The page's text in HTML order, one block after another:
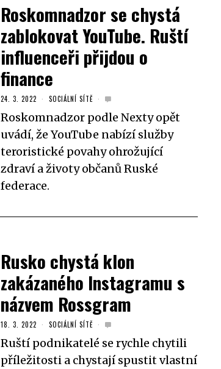
Roskomnadzor se chystá
zablokovat YouTube. Ruští
influenceři přijdou o
finance
24. 3. 2022 SOCIÁLNÍ SÍTĚ
Roskomnadzor podle Nexty opět
uvádí, že YouTube nabízí služby
teroristické povahy ohrožující
zdraví a životy občanů Ruské
federace.
Rusko chystá klon
zakázaného Instagramu s
názvem Rossgram
18. 3. 2022 SOCIÁLNÍ SÍTĚ
Ruští podnikatelé se rychle chytili
příležitosti a chystají spustit vlastní